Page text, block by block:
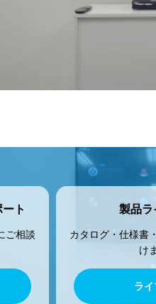
ト
ご相談
製品ラ
カタログ・仕様書
け
ライ